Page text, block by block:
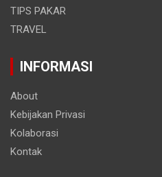
TIPS PAKAR
TRAVEL
INFORMASI
About
Kebijakan Privasi
Kolaborasi
Kontak